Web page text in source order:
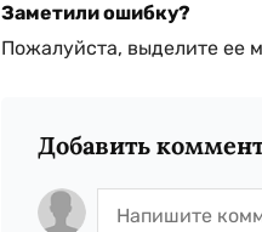
Заметили ошибку?
Пожалуйста, выделите ее
Добавить